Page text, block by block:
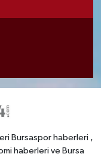
Bursaspor haberleri ,
haberleri ve Bursa